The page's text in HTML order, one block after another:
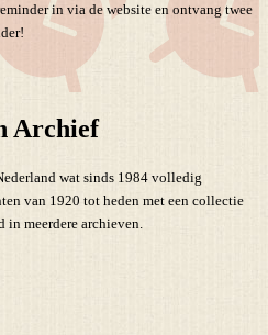
in via de website en ontvang twee
Archief
wat sinds 1984 volledig
van 1920 tot heden met een collectie
meerdere archieven.